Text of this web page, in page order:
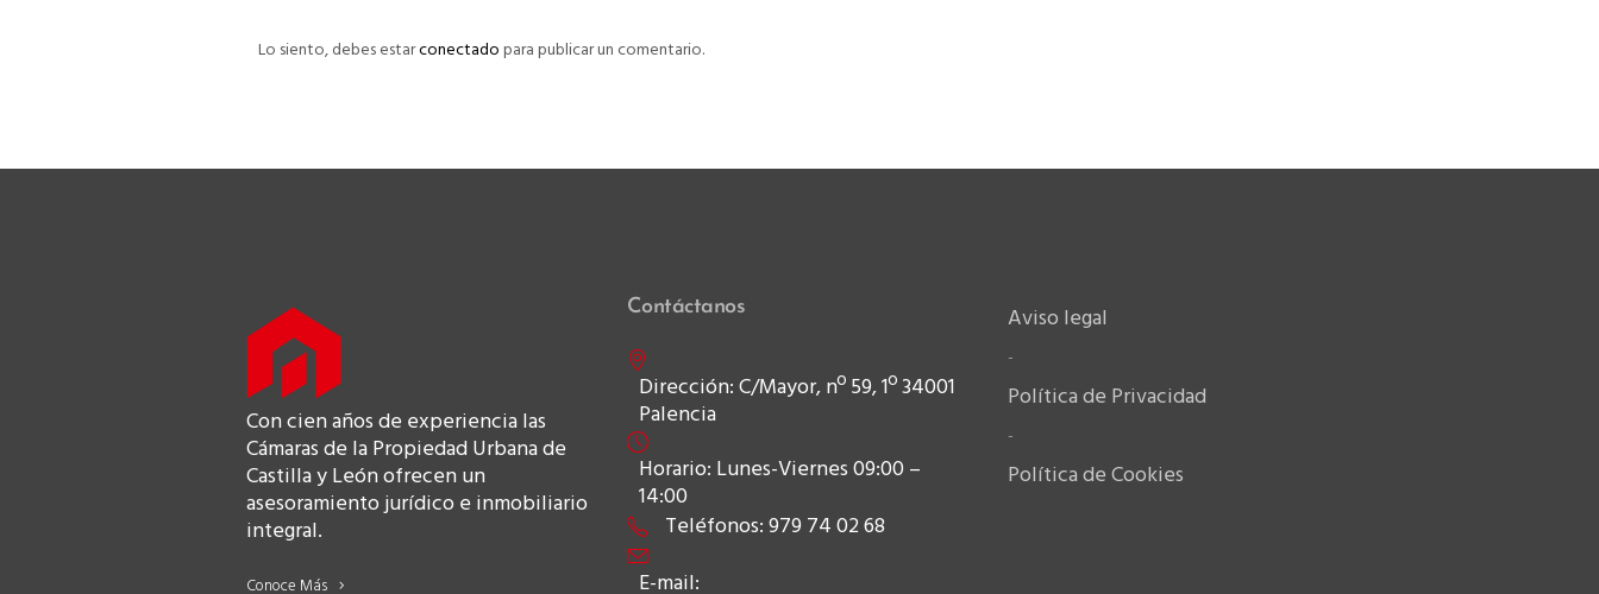
Lo siento, debes estarconectadopara publicar un comentario.
Con cien años de experiencia las
Cámaras de la Propiedad Urbana de
Castilla y León ofrecen un
asesoramiento jurídico e inmobiliario
integral.
Conoce Más
Contáctanos
Dirección: C/Mayor, nº 59, 1º 34001
Palencia
Horario: Lunes-Viernes 09:00 –
14:00
Teléfonos: 979 74 02 68
E-mail:
Aviso legal
-
Política de Privacidad
-
Política de Cookies